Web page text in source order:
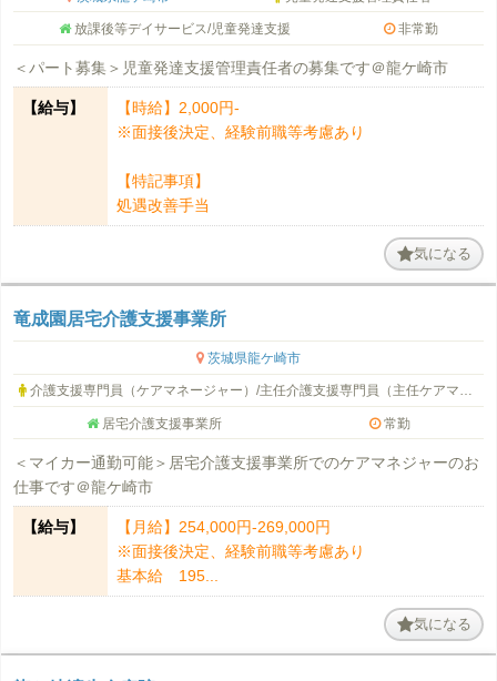
放課後等デイサービス/児童発達支援 非常勤
＜パート募集＞児童発達支援管理責任者の募集です＠龍ケ崎市
【給与】
【時給】2,000円-
※面接後決定、経験前職等考慮あり
【特記事項】
処遇改善手当
気になる
竜成園居宅介護支援事業所
茨城県龍ケ崎市
介護支援専門員（ケアマネージャー）/主任介護支援専門員（主任ケアマネージャー）
居宅介護支援事業所 常勤
＜マイカー通勤可能＞居宅介護支援事業所でのケアマネジャーのお
仕事です＠龍ケ崎市
【給与】
【月給】254,000円-269,000円
※面接後決定、経験前職等考慮あり
基本給 195...
気になる